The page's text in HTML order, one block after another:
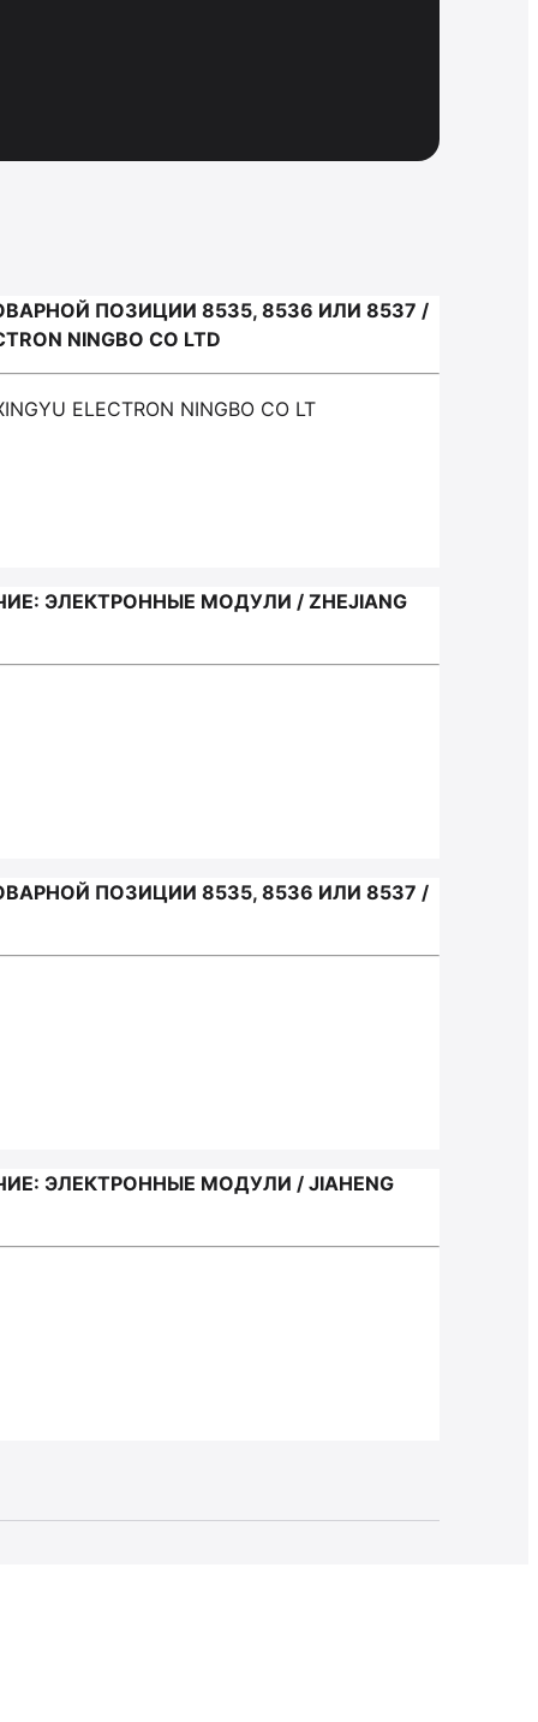
ПОЗИЦИИ 8535, 8536 ИЛИ 8537 /
NINGBO CO LTD
ELECTRON NINGBO CO LT
ЭЛЕКТРОННЫЕ МОДУЛИ / ZHEJIANG
ПОЗИЦИИ 8535, 8536 ИЛИ 8537 /
ЭЛЕКТРОННЫЕ МОДУЛИ / JIAHENG